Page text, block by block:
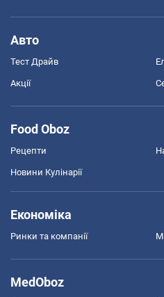
Авто
Тест Драйв
Акції
Food Oboz
Рецепти
Новини Кулінарії
Економіка
Ринки та компанії
MedOboz